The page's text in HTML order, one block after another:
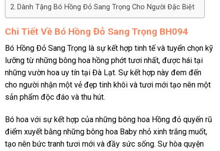
Dành Tặng Bó Hồng Đỏ Sang Trọng Cho Người Đặc Biệt
Chi Tiết Về Bó Hồng Đỏ Sang Trọng BH094
Bó Hồng Đỏ Sang Trọng là sự kết hợp tinh tế và tuyển chọn kỹ
lưỡng từ những bông hoa hồng phớt tươi nhất, được hái tại
những vườn hoa uy tín tại Đà Lạt. Sự kết hợp này đem đến
cho người nhận một vẻ đẹp tinh khôi và tươi mới tạo nên một
sản phẩm độc đáo và thu hút.
Bó hoa với sự kết hợp của những bông hoa Hồng đỏ quyến rũ
điểm xuyết bằng những bông hoa Baby nhỏ xinh trắng muốt,
tạo nên bức tranh tươi mới và đầy sức sống. Sự hòa quyện